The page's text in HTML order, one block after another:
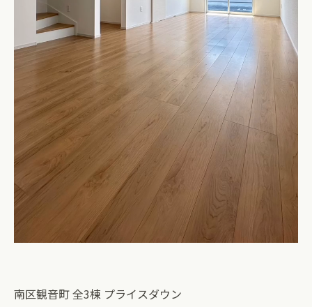
南区観音町 全3棟 プライスダウン